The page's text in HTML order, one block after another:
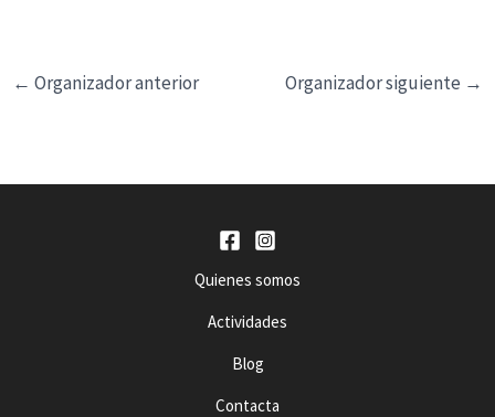
a
← Organizador anterior Organizador siguiente →
Quienes somos
Actividades
Blog
Contacta